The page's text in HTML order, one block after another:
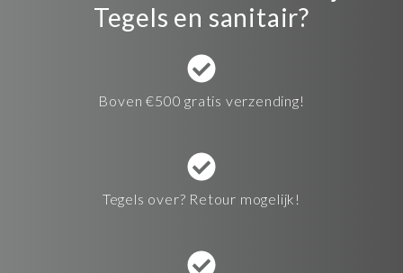
Tegels en sanitair?
Boven €500 gratis verzending!
Tegels over? Retour mogelijk!